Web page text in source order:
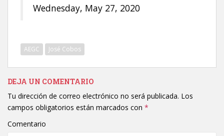
Wednesday, May 27, 2020
AEGC José Cobos
DEJA UN COMENTARIO
Tu dirección de correo electrónico no será publicada. Los
campos obligatorios están marcados con *
Comentario